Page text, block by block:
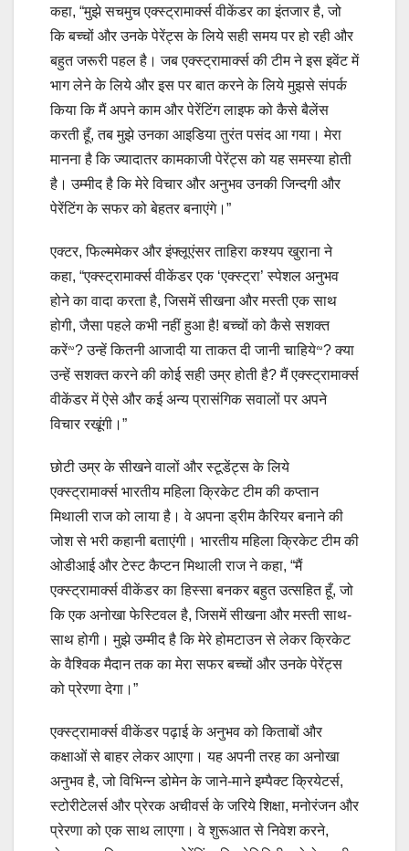
कहा, “मुझे सचमुच एक्‍स्‍ट्रामार्क्‍स वीकेंडर का इंतजार है, जो
कि बच्‍चों और उनके पेरेंट्स के लिये सही समय पर हो रही और
बहुत जरूरी पहल है। जब एक्‍स्‍ट्रामार्क्‍स की टीम ने इस इवेंट में
भाग लेने के लिये और इस पर बात करने के लिये मुझसे संपर्क
किया कि मैं अपने काम और पेरेंटिंग लाइफ को कैसे बैलेंस
करती हूँ, तब मुझे उनका आइडिया तुरंत पसंद आ गया। मेरा
मानना है कि ज्‍यादातर कामकाजी पेरेंट्स को यह समस्‍या होती
है। उम्‍मीद है कि मेरे विचार और अनुभव उनकी जिन्‍दगी और
पेरेंटिंग के सफर को बेहतर बनाएंगे।”
एक्‍टर, फिल्‍ममेकर और इंफ्लूएंसर ताहिरा कश्‍यप खुराना ने
कहा, “एक्‍स्‍ट्रामार्क्‍स वीकेंडर एक ‘एक्‍स्‍ट्रा’ स्‍पेशल अनुभव
होने का वादा करता है, जिसमें सीखना और मस्‍ती एक साथ
होगी, जैसा पहले कभी नहीं हुआ है! बच्‍चों को कैसे सशक्‍त
करेंᣛ? उन्‍हें कितनी आजादी या ताकत दी जानी चाहियेᣛ? क्‍या
उन्‍हें सशक्‍त करने की कोई सही उम्र होती है? मैं एक्‍स्‍ट्रामार्क्‍स
वीकेंडर में ऐसे और कई अन्‍य प्रासंगिक सवालों पर अपने
विचार रखूंगी।”
छोटी उम्र के सीखने वालों और स्‍टूडेंट्स के लिये
एक्‍स्‍ट्रामार्क्‍स भारतीय म‍हिला क्रिकेट टीम की कप्‍तान
मिथाली राज को लाया है। वे अपना ड्रीम कैरियर बनाने की
जोश से भरी कहानी बताएंगी। भारतीय महिला क्रिकेट टीम की
ओडीआई और टेस्‍ट कैप्‍टन मिथाली राज ने कहा, “मैं
एक्‍स्‍ट्रामार्क्‍स वीकेंडर का हिस्‍सा बनकर बहुत उत्‍सहित हूँ, जो
कि एक अनोखा फेस्टिवल है, जिसमें सीखना और मस्‍ती साथ-
साथ होगी। मुझे उम्‍मीद है कि मेरे होमटाउन से लेकर क्रिकेट
के वैश्विक मैदान तक का मेरा सफर बच्‍चों और उनके पेरेंट्स
को प्रेरणा देगा।”
एक्‍स्‍ट्रामार्क्‍स वीकेंडर पढ़ाई के अनुभव को किताबों और
कक्षाओं से बाहर लेकर आएगा। यह अपनी तरह का अनोखा
अनुभव है, जो विभिन्‍न डोमेन के जाने-माने इम्‍पैक्‍ट क्रियेटर्स,
स्‍टोरीटेलर्स और प्रेरक अचीवर्स के जरिये शिक्षा, मनोरंजन और
प्रेरणा को एक साथ लाएगा। वे शुरूआत से निवेश करने,